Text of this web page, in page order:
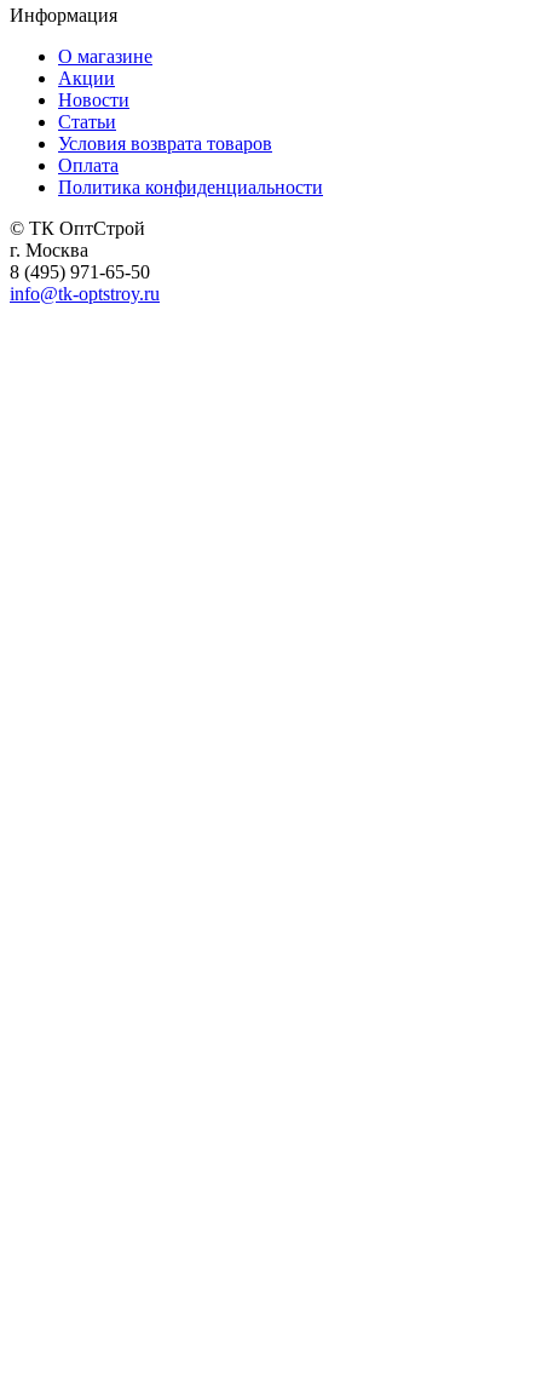
Информация
О магазине
Акции
Новости
Статьи
Условия возврата товаров
Оплата
Политика конфиденциальности
© ТК ОптСтрой
г. Москва
8 (495) 971-65-50
info@tk-optstroy.ru